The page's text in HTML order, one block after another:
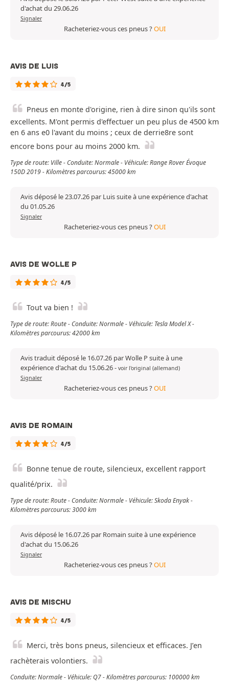
d'achat du 29.06.26
Signaler
Racheteriez-vous ces pneus ?OUI
AVIS DE LUIS
4/5
Pneus en monte d'origine, rien à dire sinon qu'ils sont
excellents. M'ont permis d'effectuer un peu plus de 4500 km
en 6 ans e0 l'avant du moins ; ceux de derrie8re sont
encore bons pour au moins 2000 km.
Type de route: Ville - Conduite: Normale - Véhicule: Range Rover Évoque
150D 2019 - Kilomètres parcourus: 45000 km
Avis déposé le 23.07.26 par Luis suite à une expérience d'achat
du 01.05.26
Signaler
Racheteriez-vous ces pneus ?OUI
AVIS DE WOLLE P
4/5
Tout va bien !
Type de route: Route - Conduite: Normale - Véhicule: Tesla Model X -
Kilomètres parcourus: 42000 km
Avis traduit déposé le 16.07.26 par Wolle P suite à une
expérience d'achat du 15.06.26- voir l'original (allemand)
Signaler
Racheteriez-vous ces pneus ?OUI
AVIS DE ROMAIN
4/5
Bonne tenue de route, silencieux, excellent rapport
qualité/prix.
Type de route: Route - Conduite: Normale - Véhicule: Skoda Enyak -
Kilomètres parcourus: 3000 km
Avis déposé le 16.07.26 par Romain suite à une expérience
d'achat du 15.06.26
Signaler
Racheteriez-vous ces pneus ?OUI
AVIS DE MISCHU
4/5
Merci, très bons pneus, silencieux et efficaces. J’en
rachèterais volontiers.
Conduite: Normale - Véhicule: Q7 - Kilomètres parcourus: 100000 km